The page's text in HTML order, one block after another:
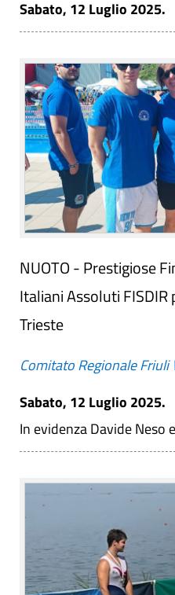
Sabato, 12 Luglio 2025.
NUOTO - Prestigiose
Italiani Assoluti
Trieste
Comitato Regionale Friuli
Sabato, 12 Luglio 2025.
In evidenza Davide Neso